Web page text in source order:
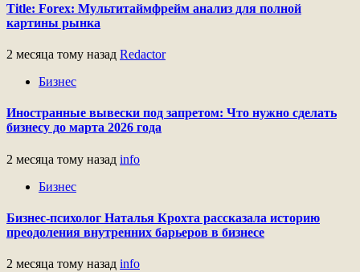
Title: Forex: Мультитаймфрейм анализ для полной
картины рынка
2 месяца тому назад Redactor
Бизнес
Иностранные вывески под запретом: Что нужно сделать
бизнесу до марта 2026 года
2 месяца тому назад info
Бизнес
Бизнес-психолог Наталья Крохта рассказала историю
преодоления внутренних барьеров в бизнесе
2 месяца тому назад info